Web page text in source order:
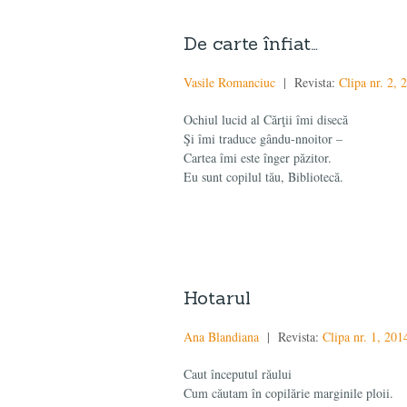
De carte înfiat…
Vasile Romanciuc | Revista: Clipa nr. 2,
Ochiul lucid al Cărţii îmi disecă
Şi îmi traduce gându-nnoitor –
Cartea îmi este înger păzitor.
Eu sunt copilul tău, Bibliotecă.
Hotarul
Ana Blandiana | Revista: Clipa nr. 1,
Caut începutul răului
Cum căutam în copilărie marginile ploii.